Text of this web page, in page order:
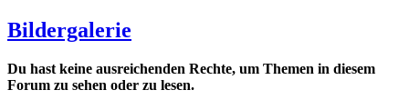
Bildergalerie
Du hast keine ausreichenden Rechte, um Themen in diesem
Forum zu sehen oder zu lesen.